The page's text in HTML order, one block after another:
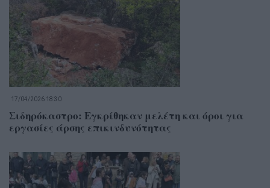
17/04/2026 18:30
Σιδηρόκαστρο: Εγκρίθηκαν μελέτη και όροι για
εργασίες άρσης επικινδυνότητας